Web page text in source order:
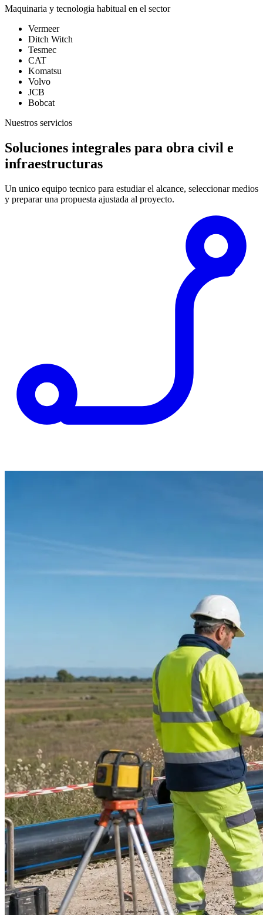
Maquinaria y tecnologia habitual en el sector
Vermeer
Ditch Witch
Tesmec
CAT
Komatsu
Volvo
JCB
Bobcat
Nuestros servicios
Soluciones integrales para obra civil e
infraestructuras
Un unico equipo tecnico para estudiar el alcance, seleccionar medios
y preparar una propuesta ajustada al proyecto.